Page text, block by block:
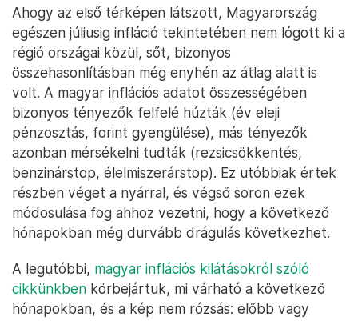
Ahogy az első térképen látszott, Magyarország
egészen júliusig infláció tekintetében nem lógott ki a
régió országai közül, sőt, bizonyos
összehasonlításban még enyhén az átlag alatt is
volt. A magyar inflációs adatot összességében
bizonyos tényezők felfelé húzták (év eleji
pénzosztás, forint gyengülése), más tényezők
azonban mérsékelni tudták (rezsicsökkentés,
benzinárstop, élelmiszerárstop). Ez utóbbiak értek
részben véget a nyárral, és végső soron ezek
módosulása fog ahhoz vezetni, hogy a következő
hónapokban még durvább drágulás következhet.
A legutóbbi, magyar inflációs kilátásokról szóló
cikkünkben körbejártuk, mi várható a következő
hónapokban, és a kép nem rózsás: előbb vagy